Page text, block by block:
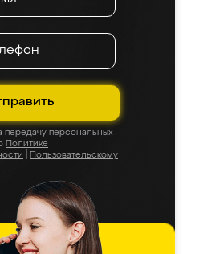
передачу персональных
Политике
Пользовательскому